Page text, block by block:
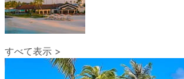
すべて表示 >